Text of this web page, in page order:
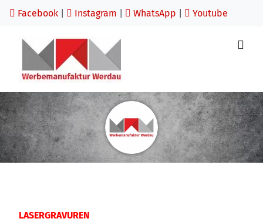
Facebook Instagram WhatsApp Youtube
LASERGRAVUREN